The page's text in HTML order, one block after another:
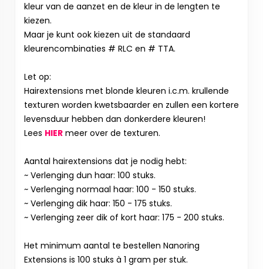
kleur van de aanzet en de kleur in de lengten te
kiezen.
Maar je kunt ook kiezen uit de standaard
kleurencombinaties # RLC en # TTA.
Let op:
Hairextensions met blonde kleuren i.c.m. krullende
texturen worden kwetsbaarder en zullen een kortere
levensduur hebben dan donkerdere kleuren!
Lees HIER meer over de texturen.
Aantal hairextensions dat je nodig hebt:
~ Verlenging dun haar: 100 stuks.
~ Verlenging normaal haar: 100 - 150 stuks.
~ Verlenging dik haar: 150 - 175 stuks.
~ Verlenging zeer dik of kort haar: 175 - 200 stuks.
Het minimum aantal te bestellen Nanoring
Extensions is 100 stuks à 1 gram per stuk.